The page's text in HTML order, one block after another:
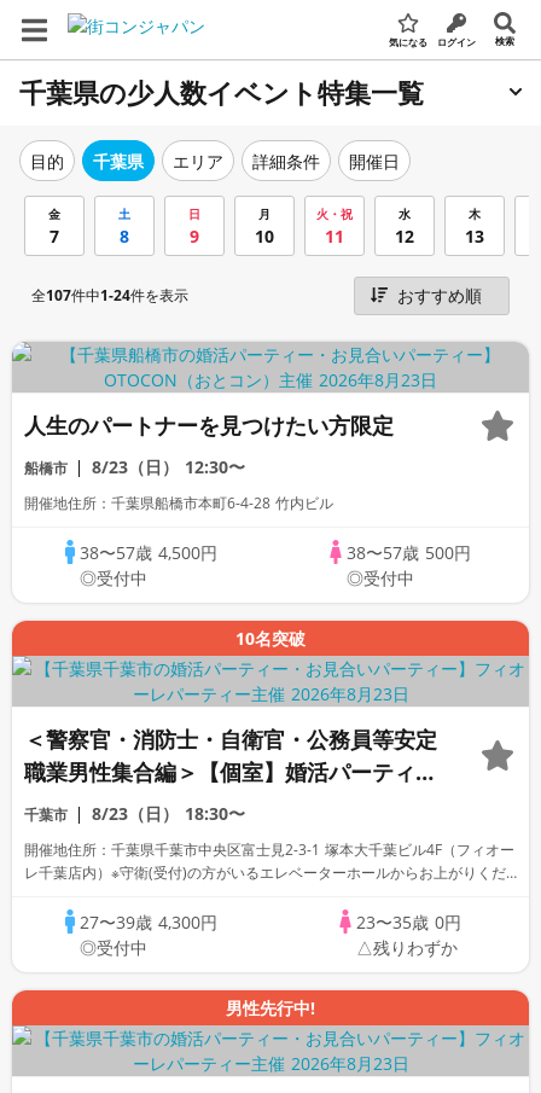
気になる ログイン 検索
千葉県の少人数イベント特集一覧
目的 千葉県 エリア 詳細条件 開催日
金
7
土
8
日
9
月
10
火・祝
11
水
12
木
13
全107件中1-24件を表示
人生のパートナーを見つけたい方限定
船橋市 8/23（日） 12:30〜
開催地住所：千葉県船橋市本町6-4-28 竹内ビル
38〜57歳 4,500円
◎受付中
38〜57歳 500円
◎受付中
10名突破
＜警察官・消防士・自衛官・公務員等安定
職業男性集合編＞【個室】婚活パーティー
～真剣な出会い～
千葉市 8/23（日） 18:30〜
開催地住所：千葉県千葉市中央区富士見2-3-1 塚本大千葉ビル4F（フィオー
レ千葉店内）※守衛(受付)の方がいるエレベーターホールからお上がりくだ
27〜39歳 4,300円
◎受付中
23〜35歳 0円
△残りわずか
男性先行中!